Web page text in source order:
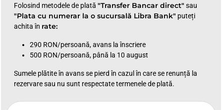
Folosind metodele de plată "Transfer Bancar direct" sau
"Plata cu numerar la o sucursală Libra Bank" puteți
achita în rate:
290 RON/persoană, avans la înscriere
500 RON/persoană, până la 10 august
Sumele plătite în avans se pierd în cazul în care se renunță la
rezervare sau nu sunt respectate termenele de plată.